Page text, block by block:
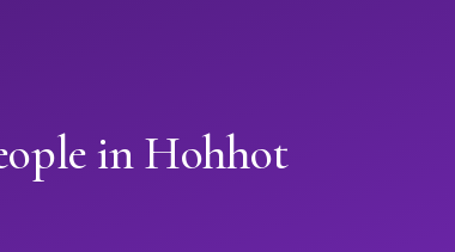
in Hohhot